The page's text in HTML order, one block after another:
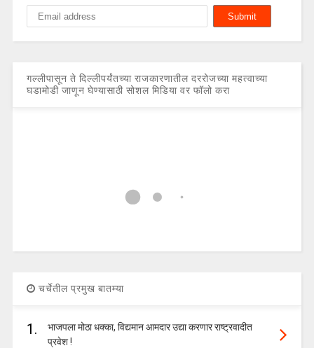
गल्लीपासून ते दिल्लीपर्यंतच्या राजकारणातील दररोजच्या महत्वाच्या
घडामोडी जाणून घेण्यासाठी सोशल मिडिया वर फॉलो करा
चर्चेतील प्रमुख बातम्या
1.
भाजपला मोठा धक्का, विद्यमान आमदार उद्या करणार राष्ट्रवादीत
प्रवेश !